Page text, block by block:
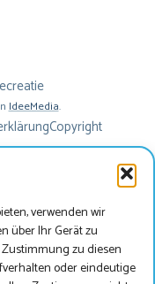
verwenden wir
über Ihr Gerät zu
zu diesen
oder eindeutige
IdeeMedia.
Copyright